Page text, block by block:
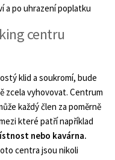
a po uhrazení poplatku
centru
klid a soukromí, bude
zcela vyhovovat. Centrum
každý člen za poměrně
které patří například
nebo kavárna.
centra jsou nikoli